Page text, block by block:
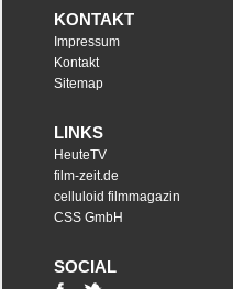
KONTAKT
Impressum
Kontakt
Sitemap
LINKS
HeuteTV
film-zeit.de
celluloid filmmagazin
CSS GmbH
SOCIAL